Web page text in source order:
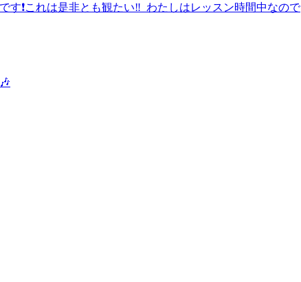
❗️これは是非とも観たい‼️ わたしはレッスン時間中なので